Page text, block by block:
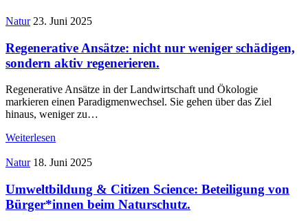
Natur 23. Juni 2025
Regenerative Ansätze: nicht nur weniger schädigen,
sondern aktiv regenerieren.
Regenerative Ansätze in der Landwirtschaft und Ökologie
markieren einen Paradigmenwechsel. Sie gehen über das Ziel
hinaus, weniger zu…
Weiterlesen
Natur 18. Juni 2025
Umweltbildung & Citizen Science: Beteiligung von
Bürger*innen beim Naturschutz.